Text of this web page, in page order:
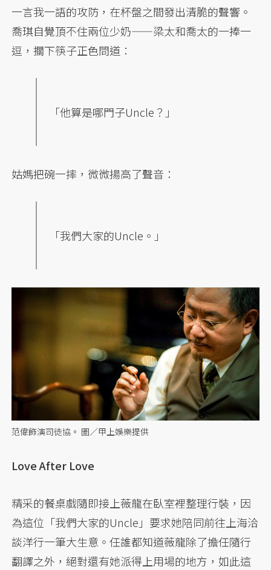
一言我一語的攻防，在杯盤之間發出清脆的聲響。
喬琪自覺頂不住兩位少奶——梁太和喬太的一捧一
逗，擱下筷子正色問道：
「他算是哪門子Uncle？」
姑媽把碗一摔，微微揚高了聲音：
「我們大家的Uncle。」
范偉飾演司徒協。 圖／甲上娛樂提供
Love After Love
精采的餐桌戲隨即接上薇龍在臥室裡整理行裝，因
為這位「我們大家的Uncle」要求她陪同前往上海洽
談洋行一筆大生意。任誰都知道薇龍除了擔任隨行
翻譯之外，絕對還有她派得上用場的地方，如此這